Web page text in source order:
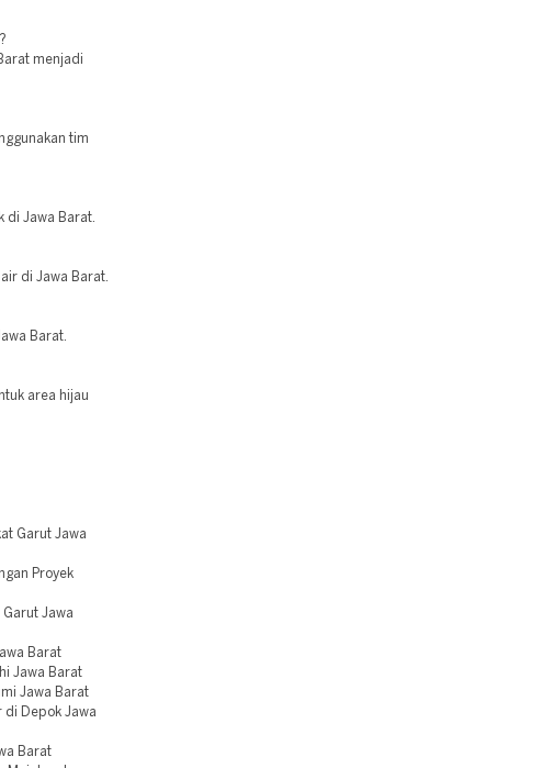
menjadi
tim
di Jawa Barat.
di Jawa Barat.
Barat.
area hijau
Garut Jawa
Proyek
Jawa
Barat
Jawa Barat
Jawa Barat
di Depok Jawa
Barat